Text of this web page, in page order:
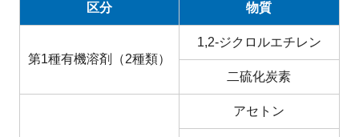
区分 物質
第1種有機溶剤（2種類）
1,2-ジクロルエチレン
二硫化炭素
アセトン